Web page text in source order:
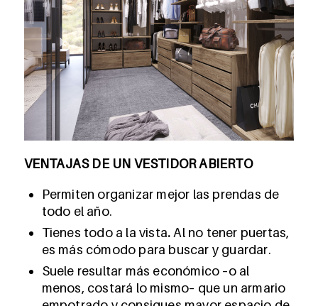
VENTAJAS DE UN VESTIDOR ABIERTO
Permiten organizar mejor las prendas de
todo el año.
Tienes todo a la vista. Al no tener puertas,
es más cómodo para buscar y guardar.
Suele resultar más económico –o al
menos, costará lo mismo– que un armario